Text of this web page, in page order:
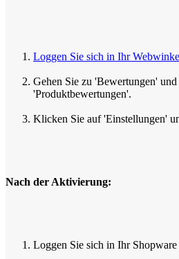
Loggen Sie sich in Ihr
Gehen Sie zu 'Bewertungen'
'Produktbewertungen'.
Klicken Sie auf 'Einstellungen'
Nach der Aktivierung:
Loggen Sie sich in Ihr Shopware